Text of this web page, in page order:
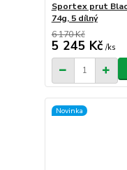
Sportex prut
74g, 5 dílný
6 170 Kč
5 245 Kč /ks
Novinka